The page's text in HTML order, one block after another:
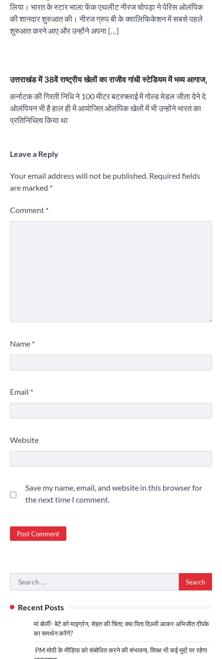
लिया। भारत के स्टार भाला फेंक एथलीट नीरज चोपड़ा ने पेरिस ओलंपिक
की शानदार शुरुआत की। नीरज ग्रुप बी के क्वालिफिकेशन में सबसे पहले
शुरुआत करने आए और उन्होंने अपना […]
उत्तराखंड में 38वें राष्ट्रीय खेलों का राजीव गांधी स्टेडियम में भव्य आगाज,
कर्नाटक की गिरती निधि ने 100 मीटर बटरफ्लाई में गोल्ड मेडल जीता देने दे
ओलंपियन भी है हाल ही में आयोजित ओलंपिक खेलों में भी उन्होंने भारत का
प्रतिनिधित्व किया था
Leave a Reply
Your email address will not be published. Required fields
are marked *
Comment *
Name *
Email *
Website
Save my name, email, and website in this browser for
the next time I comment.
Search
for:
Recent Posts
मां बोलीं- बेटे को माइग्रेन, सेहत की चिंता; क्या पिता दिल्ली आकर अभिजीत दीपके
का समर्थन करेंगे?
PM मोदी के मीडिया को संबोधित करने की संभावना, विपक्ष भी कई मुद्दों पर रहेगा